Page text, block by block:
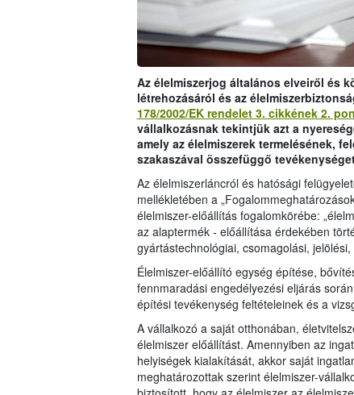
Az élelmiszerjog általános elveiről és
létrehozásáról és az
178/2002/EK rendelet 3. cikkének 2.
vállalkozásnak tekintjük azt a
amely az élelmiszerek termelésének,
szakaszával összefüggő
Az élelmiszerláncról és hatósági
mellékletében a
élelmiszer-előállítás fogalomkörébe:
az alaptermék - előállítása érdekében
gyártástechnológiai, csomagolási,
Élelmiszer-előállító egység építése,
fennmaradási engedélyezési eljárás
építési tevékenység feltételeinek és a
A vállalkozó a saját otthonában,
élelmiszer előállítást. Amennyiben az
helyiségek kialakítását, akkor saját
meghatározottak szerint élelmiszer-